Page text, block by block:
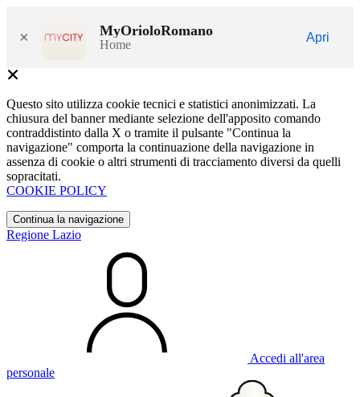
× MyOrioloRomano
Home
Apri
Questo sito utilizza cookie tecnici e statistici anonimizzati. La
chiusura del banner mediante selezione dell'apposito comando
contraddistinto dalla X o tramite il pulsante "Continua la
navigazione" comporta la continuazione della navigazione in
assenza di cookie o altri strumenti di tracciamento diversi da quelli
sopracitati.
COOKIE POLICY
Continua la navigazione
Regione Lazio
Accedi all'area
personale